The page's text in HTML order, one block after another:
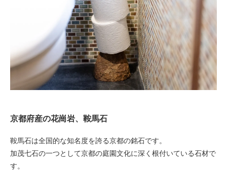
京都府産の花崗岩、鞍馬石
鞍馬石は全国的な知名度を誇る京都の銘石です。
加茂七石の一つとして京都の庭園文化に深く根付いている石材で
す。